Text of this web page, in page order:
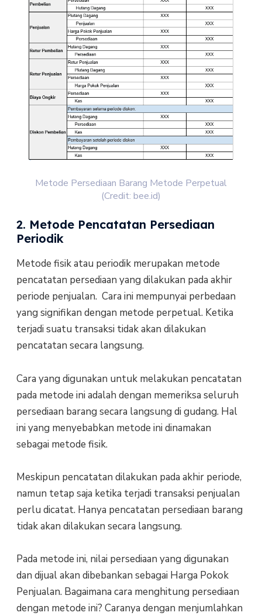
Metode Persediaan Barang Metode Perpetual
(Credit: bee.id)
2. Metode Pencatatan Persediaan
Periodik
Metode fisik atau periodik merupakan metode
pencatatan persediaan yang dilakukan pada akhir
periode penjualan. Cara ini mempunyai perbedaan
yang signifikan dengan metode perpetual. Ketika
terjadi suatu transaksi tidak akan dilakukan
pencatatan secara langsung.
Cara yang digunakan untuk melakukan pencatatan
pada metode ini adalah dengan memeriksa seluruh
persediaan barang secara langsung di gudang. Hal
ini yang menyebabkan metode ini dinamakan
sebagai metode fisik.
Meskipun pencatatan dilakukan pada akhir periode,
namun tetap saja ketika terjadi transaksi penjualan
perlu dicatat. Hanya pencatatan persediaan barang
tidak akan dilakukan secara langsung.
Pada metode ini, nilai persediaan yang digunakan
dan dijual akan dibebankan sebagai Harga Pokok
Penjualan. Bagaimana cara menghitung persediaan
dengan metode ini? Caranya dengan menjumlahkan